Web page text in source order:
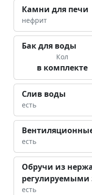
Камни для печи
нефрит
Бак для воды
Кол
в комплекте
Слив воды
есть
есть
Обручи из
есть